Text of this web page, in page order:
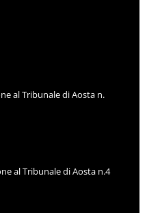
al Tribunale di Aosta n.
al Tribunale di Aosta n.4